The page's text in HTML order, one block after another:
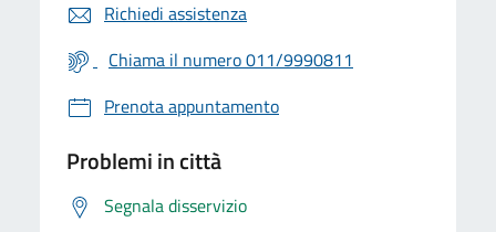
Richiedi assistenza
Chiama il numero 011/9990811
Prenota appuntamento
Problemi in città
Segnala disservizio